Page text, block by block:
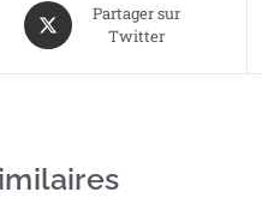
Partager sur
Twitter